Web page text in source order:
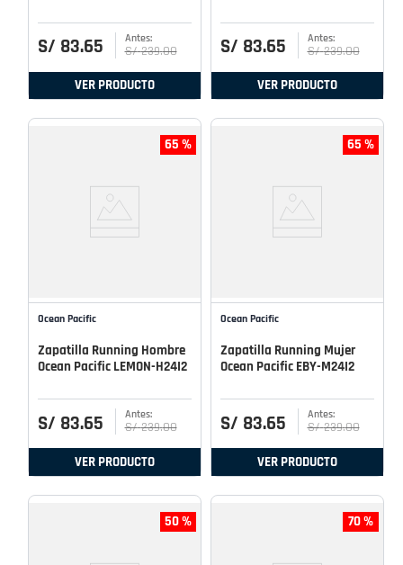
S/ 83.65 S/ 239.00
VER PRODUCTO
S/ 83.65 S/ 239.00
VER PRODUCTO
65 %
Ocean Pacific
Zapatilla Running Hombre
Ocean Pacific LEMON-H24I2
S/ 83.65 S/ 239.00
VER PRODUCTO
65 %
Ocean Pacific
Zapatilla Running Mujer
Ocean Pacific EBY-M24I2
S/ 83.65 S/ 239.00
VER PRODUCTO
50 % 70 %